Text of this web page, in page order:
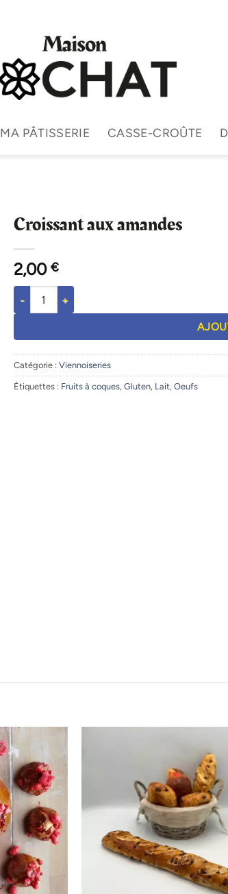
MA PÂTISSERIE CASSE-CROÛTE
Croissant aux amandes
2,00 €
quantité de Croissant aux amandes
Catégorie : Viennoiseries
Étiquettes : Fruits à coques, Gluten, Lait, Oeufs